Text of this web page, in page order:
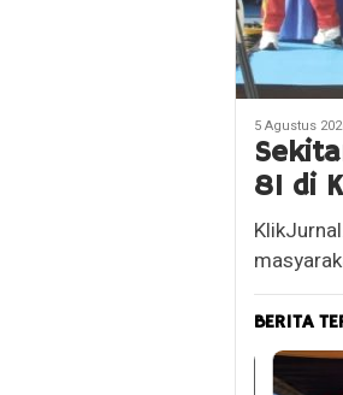
5 Agustus
81 di
BERITA